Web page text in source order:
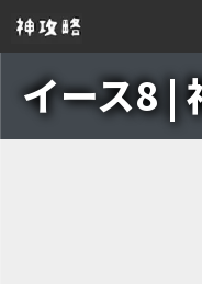
イース8 |